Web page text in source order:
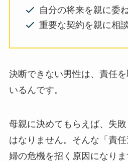
自分の将来を親に委
重要な契約を親に相
決断できない男性は、責任
いるんです。
母親に決めてもらえば、失
はなりません。そんな「責
婦の危機を招く原因になりま